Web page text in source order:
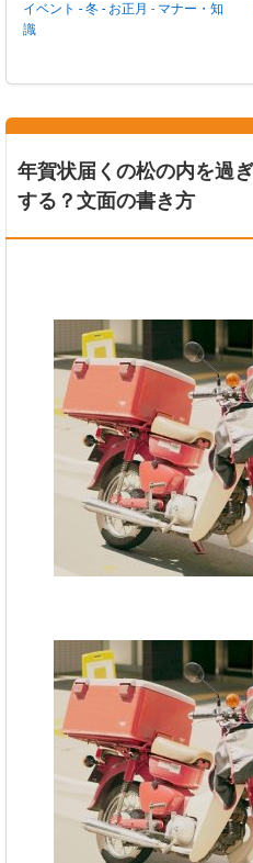
イベント - 冬 - お正月 - マナー・知
識
年賀状届くの松の内を過
する？文面の書き方